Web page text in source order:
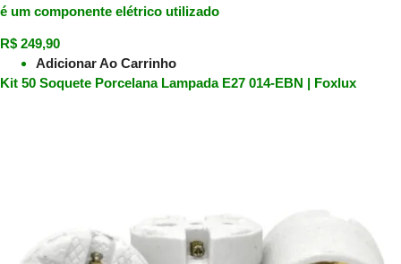
é um componente elétrico utilizado
R$ 249,90
Adicionar Ao Carrinho
Kit 50 Soquete Porcelana Lampada E27 014-EBN | Foxlux